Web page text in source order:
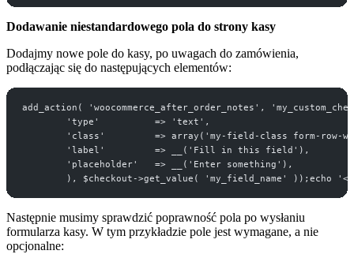
Dodawanie niestandardowego pola do strony kasy
Dodajmy nowe pole do kasy, po uwagach do zamówienia,
podłączając się do następujących elementów:
add_action( 'woocommerce_after_order_notes',
        'type'          => 'text',
'class'         => array('my-field-class form-row-
        'label'         => __('Fill in this field'),
        'placeholder'   => __('Enter something'),
), $checkout->get_value( 'my_field_name' ));echo
Następnie musimy sprawdzić poprawność pola po wysłaniu
formularza kasy. W tym przykładzie pole jest wymagane, a nie
opcjonalne: